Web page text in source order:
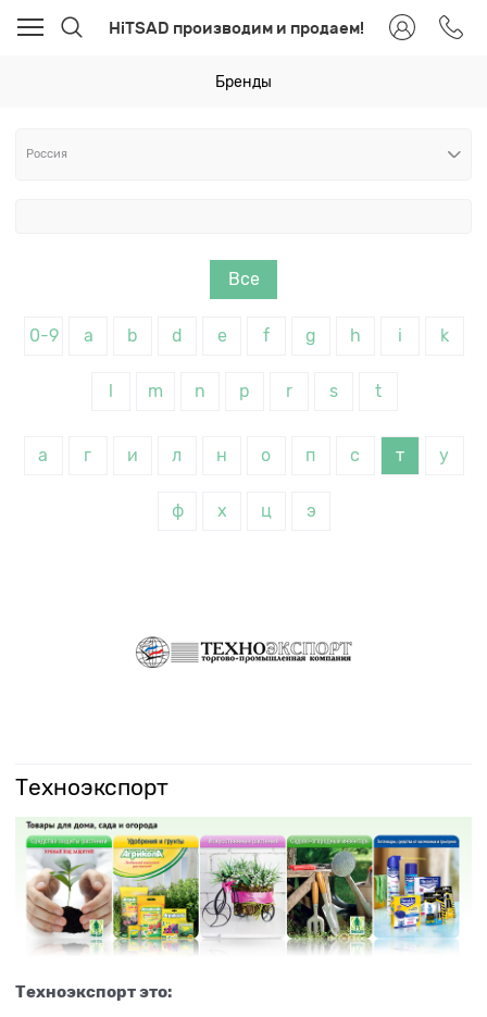
HiTSAD производим и продаем!
Бренды
Все
0-9 a b d e f g h i k
m n p r s t
а г и л н о п с т у
ф х ц э
Техноэкспорт
Техноэкспорт это: